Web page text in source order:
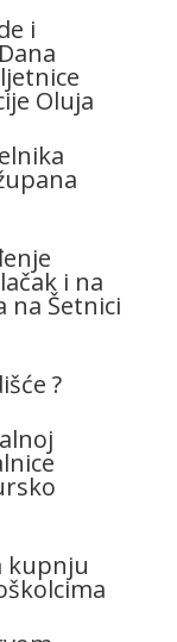
i
Oluja
i na
Šetnici
?
kupnju